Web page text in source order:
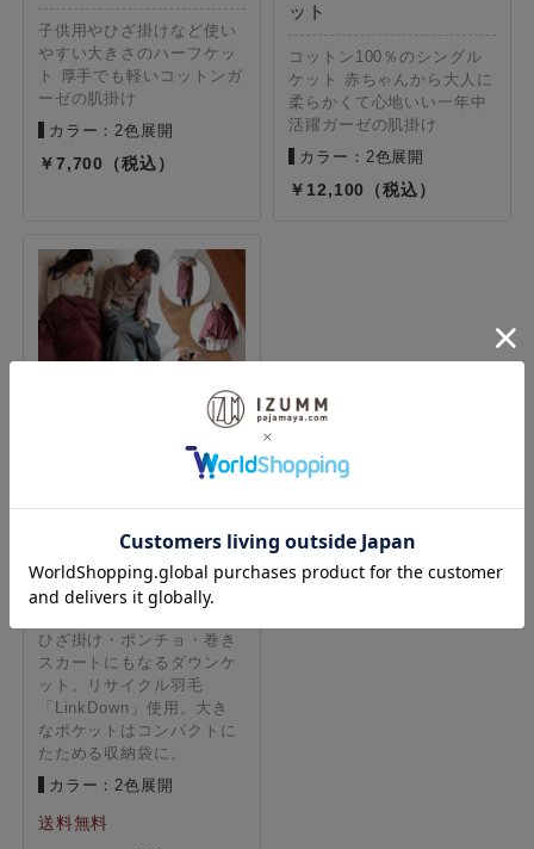
子供用やひざ掛けなど使い
やすい大きさのハーフケッ
ト 厚手でも軽いコットンガ
ーゼの肌掛け
カラー：2色展開
7,700
ット
コットン100％のシングル
ケット 赤ちゃんから大人に
柔らかくて心地いい一年中
活躍ガーゼの肌掛け
カラー：2色展開
12,100
ヘヴンリーダウン オー
サム“Awesome” ハンデ
ィダウンケット（リン
クダウン）
ひざ掛け・ポンチョ・巻き
スカートにもなるダウンケ
ット。リサイクル羽毛
「LinkDown」使用。大き
なポケットはコンパクトに
たためる収納袋に。
カラー：2色展開